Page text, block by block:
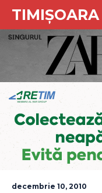
TIMIȘOARA
decembrie 10, 2010